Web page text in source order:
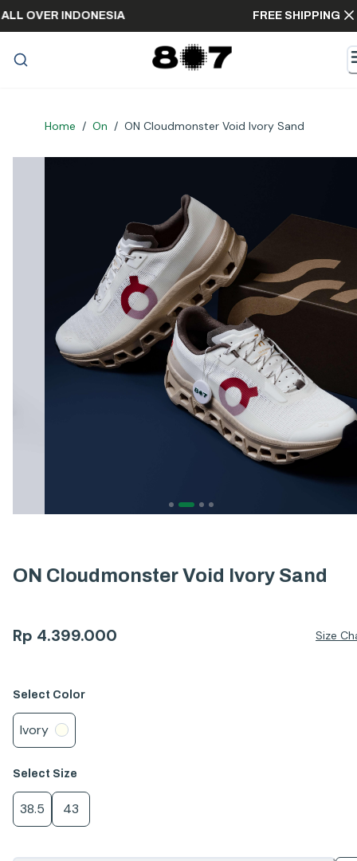
ALL OVER INDONESIA FREE
Home / On / ON Cloudmonster Void Ivory Sand
ON Cloudmonster Void Ivory Sand
Rp 4.399.000 Size
Select Color
Ivory
Select Size
38.5 43